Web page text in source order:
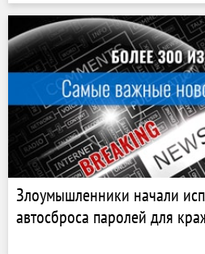
Злоумышленники начали
автосброса паролей для